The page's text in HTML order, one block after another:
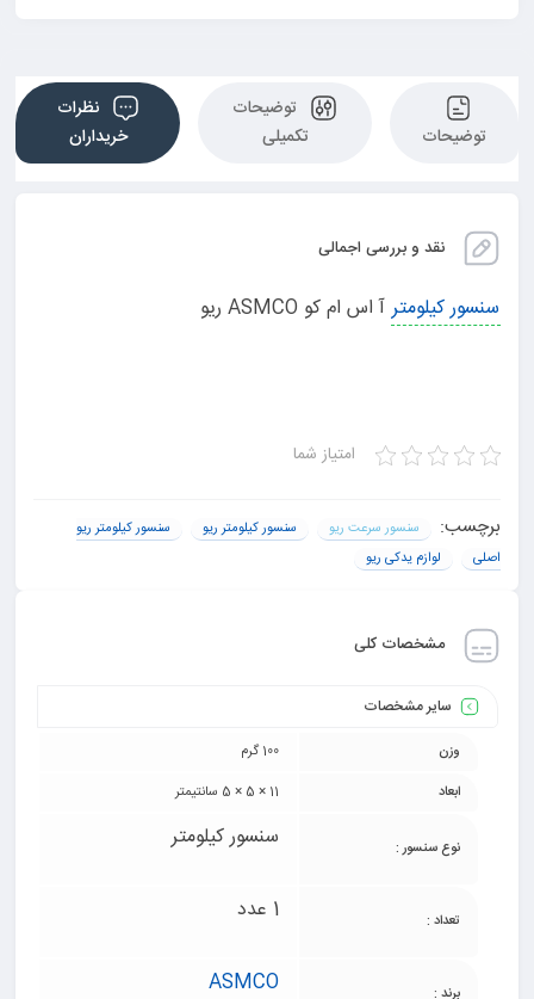
توضیحات
توضیحات
تکمیلی
نظرات
خریداران
نقد و بررسی اجمالی
سنسور کیلومتر آ اس ام کو ASMCO ریو
امتیاز شما
برچسب: سنسور سرعت ریو سنسور کیلومتر ریو
سنسور کیلومتر ریو
اصلی
لوازم یدکی ریو
مشخصات کلی
سایر مشخصات
وزن
100 گرم
ابعاد
11 × 5 × 5 سانتیمتر
نوع سنسور : سنسور کیلومتر
تعداد : 1 عدد
برند : ASMCO